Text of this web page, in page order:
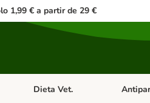
1,99 € a partir de 29 €
abierto: Perros
Menú de categoria abierto: Gatos
Dieta Vet. Menú